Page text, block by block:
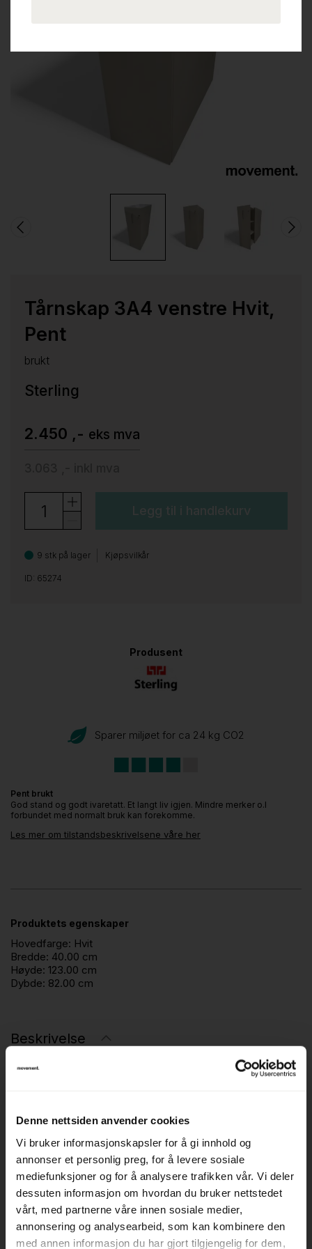
Denne nettsiden anvender cookies
Vi bruker informasjonskapsler for å gi innhold og
annonser et personlig preg, for å levere sosiale
mediefunksjoner og for å analysere trafikken vår. Vi deler
dessuten informasjon om hvordan du bruker nettstedet
vårt, med partnerne våre innen sosiale medier,
annonsering og analysearbeid, som kan kombinere den
med annen informasjon du har gjort tilgjengelig for dem,
Tårnskap 3A4 venstre Hvit,
Pent
brukt
Sterling
2.450 ,- eks mva
Legg til i handlekurv
9 stk på lager Kjøpsvilkår
ID: 65274
Produsent
Sparer miljøet for ca 24 kg CO2
Pent brukt
God stand og godt ivaretatt. Et langt liv igjen. Mindre merker o.l
forbundet med normalt bruk kan forekomme.
Les mer om tilstandsbeskrivelsene våre her
Produktets egenskaper
Hovedfarge: Hvit
Bredde: 40.00 cm
Høyde: 123.00 cm
Dybde: 82.00 cm
Beskrivelse
Praktisk tårnskap fra Sterling utviklet for effektiv
Med 3A4 høyde gir skapet god lagringsplass til permer,
dokumenter og kontorutstyr. Dybden på 82 cm gjør det
tilpasset standard skrivebord, og gir en helhetlig og
funksjonell løsning.